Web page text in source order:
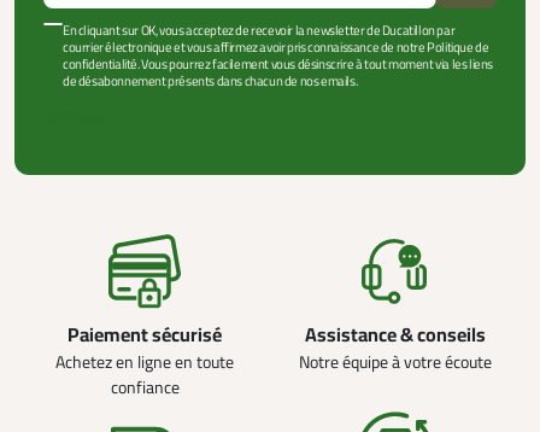
En cliquant sur OK, vous acceptez de recevoir la newsletter de Ducatillon par
courrier électronique et vous affirmez avoir pris connaissance de notre Politique de
confidentialité. Vous pourrez facilement vous désinscrire à tout moment via les liens
de désabonnement présents dans chacun de nos emails.
Paiement sécurisé
Achetez en ligne en toute
confiance
Assistance & conseils
Notre équipe à votre écoute